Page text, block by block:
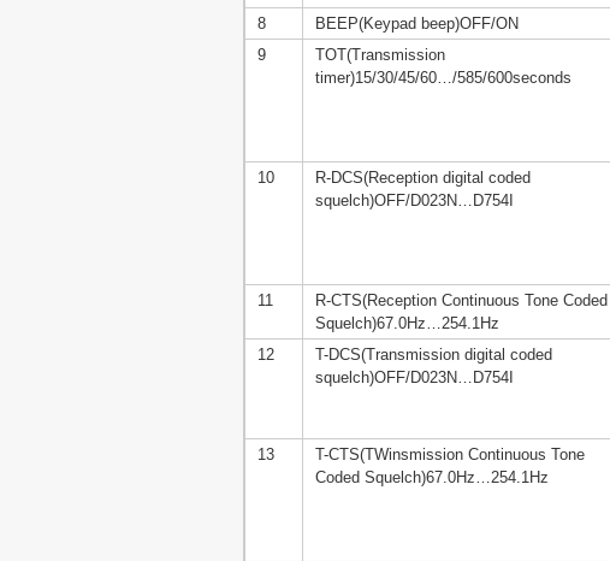
8
BEEP(Keypad beep)OFF/ON
9
TOT(Transmission
timer)15/30/45/60…/585/600seconds
10
R-DCS(Reception digital coded
squelch)OFF/D023N…D754I
11
R-CTS(Reception Continuous Tone Coded
Squelch)67.0Hz…254.1Hz
12
T-DCS(Transmission digital coded
squelch)OFF/D023N…D754I
13
T-CTS(TWinsmission Continuous Tone
Coded Squelch)67.0Hz…254.1Hz